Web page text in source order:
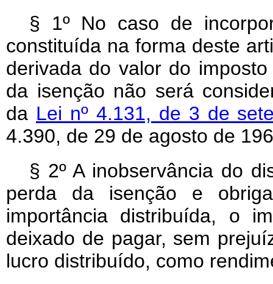
§ 1º No caso de
constituída na forma deste
derivada do valor do
da isenção não será
da Lei nº 4.131, de 3 de
4.390, de 29 de agosto de
§ 2º A inobservância do
perda da isenção e
importância distribuída, o
deixado de pagar, sem
lucro distribuído, como